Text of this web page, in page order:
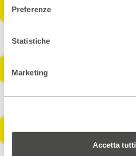
Preferenze
Statistiche
Marketing
Accetta tutti